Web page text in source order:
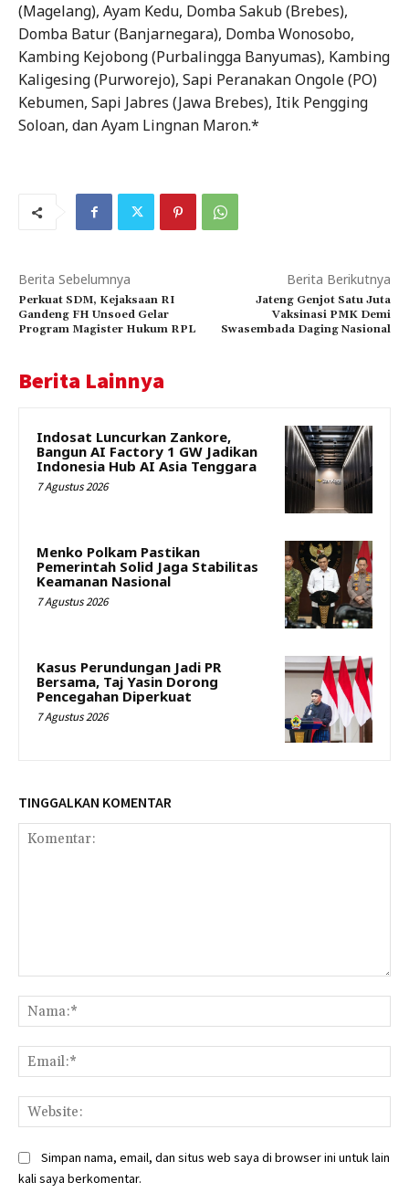
(Magelang), Ayam Kedu, Domba Sakub (Brebes),
Domba Batur (Banjarnegara), Domba Wonosobo,
Kambing Kejobong (Purbalingga Banyumas), Kambing
Kaligesing (Purworejo), Sapi Peranakan Ongole (PO)
Kebumen, Sapi Jabres (Jawa Brebes), Itik Pengging
Soloan, dan Ayam Lingnan Maron.*
Berita Sebelumnya
Perkuat SDM, Kejaksaan RI
Gandeng FH Unsoed Gelar
Program Magister Hukum RPL
Berita Berikutnya
Jateng Genjot Satu Juta
Vaksinasi PMK Demi
Swasembada Daging Nasional
Berita Lainnya
Indosat Luncurkan Zankore,
Bangun AI Factory 1 GW Jadikan
Indonesia Hub AI Asia Tenggara
7 Agustus 2026
Menko Polkam Pastikan
Pemerintah Solid Jaga Stabilitas
Keamanan Nasional
7 Agustus 2026
Kasus Perundungan Jadi PR
Bersama, Taj Yasin Dorong
Pencegahan Diperkuat
7 Agustus 2026
TINGGALKAN KOMENTAR
Simpan nama, email, dan situs web saya di browser ini untuk lain
kali saya berkomentar.